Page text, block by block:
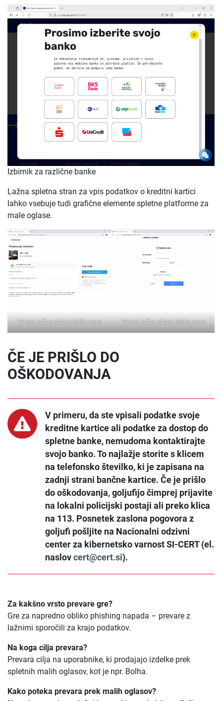
Izbirnik za različne banke
Lažna spletna stran za vpis podatkov o kreditni kartici
lahko vsebuje tudi grafične elemente spletne platforme za
male oglase.
Primer lažne strani Bolha.com Primer lažne strani Bolha.com
ČE JE PRIŠLO DO
OŠKODOVANJA
V primeru, da ste vpisali podatke svoje
kreditne kartice ali podatke za dostop do
spletne banke, nemudoma kontaktirajte
svojo banko. To najlažje storite s klicem
na telefonsko številko, ki je zapisana na
zadnji strani bančne kartice. Če je prišlo
do oškodovanja, goljufijo čimprej prijavite
na lokalni policijski postaji ali preko klica
na 113. Posnetek zaslona pogovora z
goljufi pošljite na Nacionalni odzivni
center za kibernetsko varnost SI-CERT (el.
naslov cert@cert.si).
Za kakšno vrsto prevare gre?
Gre za napredno obliko phishing napada – prevare z
lažnimi sporočili za krajo podatkov.
Na koga cilja prevara?
Prevara cilja na uporabnike, ki prodajajo izdelke prek
spletnih malih oglasov, kot je npr. Bolha.
Kako poteka prevara prek malih oglasov?